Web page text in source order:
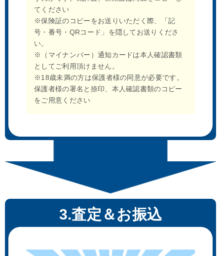
てください
※保険証のコピーをお送りいただく際、「記
号・番号・QRコード」を隠してお送りくださ
い。
※（マイナンバー）通知カードは本人確認書類
としてご利用頂けません。
※18歳未満の方は保護者様の同意が必要です。
保護者様の署名と捺印、本人確認書類のコピー
をご用意ください
3.査定＆お振込